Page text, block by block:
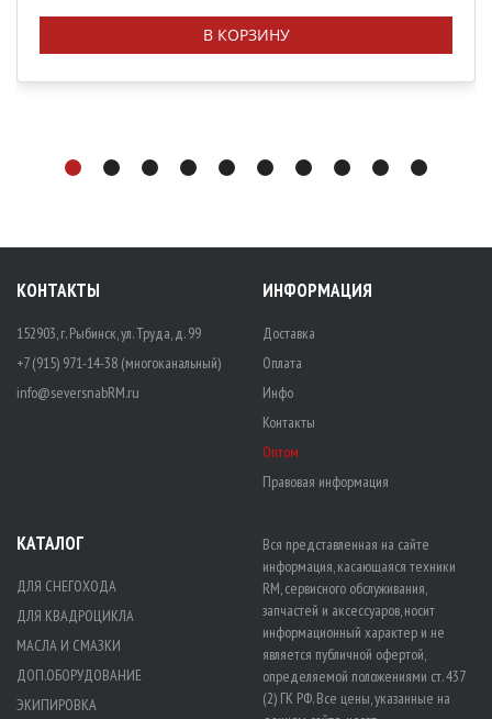
В КОРЗИНУ
КОНТАКТЫ
152903, г. Рыбинск, ул. Труда, д. 99
+7 (915) 971-14-38 (многоканальный)
info@seversnabRM.ru
ИНФОРМАЦИЯ
Доставка
Оплата
Инфо
Контакты
Оптом
Правовая информация
КАТАЛОГ
ДЛЯ СНЕГОХОДА
ДЛЯ КВАДРОЦИКЛА
МАСЛА И СМАЗКИ
ДОП.ОБОРУДОВАНИЕ
ЭКИПИРОВКА
Вся представленная на сайте
информация, касающаяся техники
RM, сервисного обслуживания,
запчастей и аксессуаров, носит
информационный характер и не
является публичной офертой,
определяемой положениями ст. 437
(2) ГК РФ. Все цены, указанные на